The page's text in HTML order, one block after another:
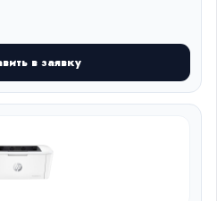
в заявку